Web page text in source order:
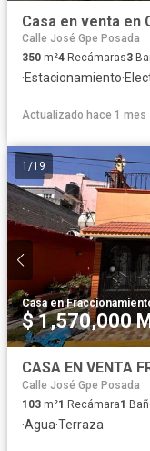
Casa en venta en
Calle José Gpe Posada
350 m²4 Recámaras3
·Estacionamiento·
Actualizado hace 1 mes
1 /19
Casa en
$ 1,570,000
CASA EN VENTA
Calle José Gpe Posada
103 m²1 Recámara1
·Agua·Terraza